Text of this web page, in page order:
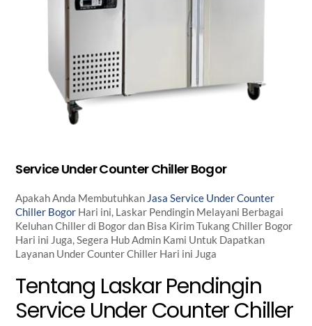
Service Under Counter Chiller Bogor
Apakah Anda Membutuhkan Jasa Service Under Counter
Chiller Bogor Hari ini, Laskar Pendingin Melayani Berbagai
Keluhan Chiller di Bogor dan Bisa Kirim Tukang Chiller Bogor
Hari ini Juga, Segera Hub Admin Kami Untuk Dapatkan
Layanan Under Counter Chiller Hari ini Juga
Tentang Laskar Pendingin
Service Under Counter Chiller